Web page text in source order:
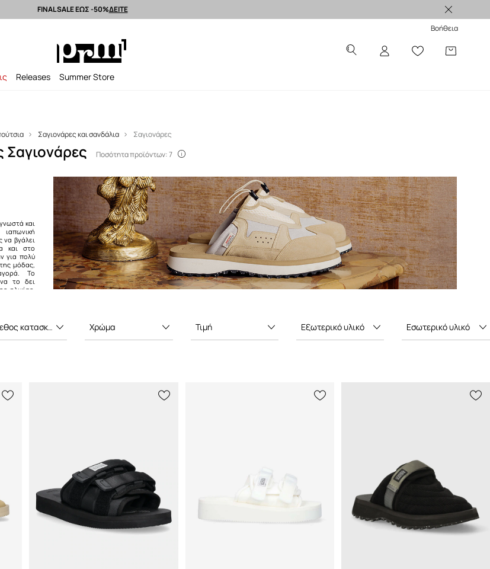
Premium brands >
FINAL SALE ΕΩΣ -50%ΔΕΙΤΕ
Βοήθεια
Releases Summer Store
Σαγιονάρες και σανδάλια Σαγιονάρες
Σαγιονάρες Ποσότητα προϊόντων: 7
και
να βγάλει
και στο
για πολύ
μόδας,
Το
το δει
ηλικίας,
πολύ
αγορά με
με τις
κατασκευαστή Χρώμα Τιμή Εξωτερικό υλικό Εσωτερικό υλικό